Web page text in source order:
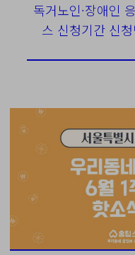
독거노인·장애인
스 신청기간 신